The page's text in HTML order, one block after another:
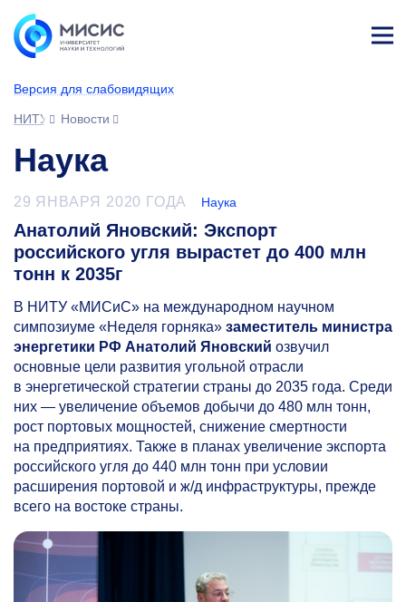
Версия для слабовидящих
НИТУ МИСИС
Новости
Наука
29 ЯНВАРЯ 2020 ГОДА Наука
Анатолий Яновский: Экспорт
российского угля вырастет до 400 млн
тонн к 2035г
В НИТУ «МИСиС» на международном научном
симпозиуме «Неделя горняка» заместитель министра
энергетики РФ Анатолий Яновский озвучил
основные цели развития угольной отрасли
в энергетической стратегии страны до 2035 года. Среди
них — увеличение объемов добычи до 480 млн тонн,
рост портовых мощностей, снижение смертности
на предприятиях. Также в планах увеличение экспорта
российского угля до 440 млн тонн при условии
расширения портовой и ж/д инфраструктуры, прежде
всего на востоке страны.